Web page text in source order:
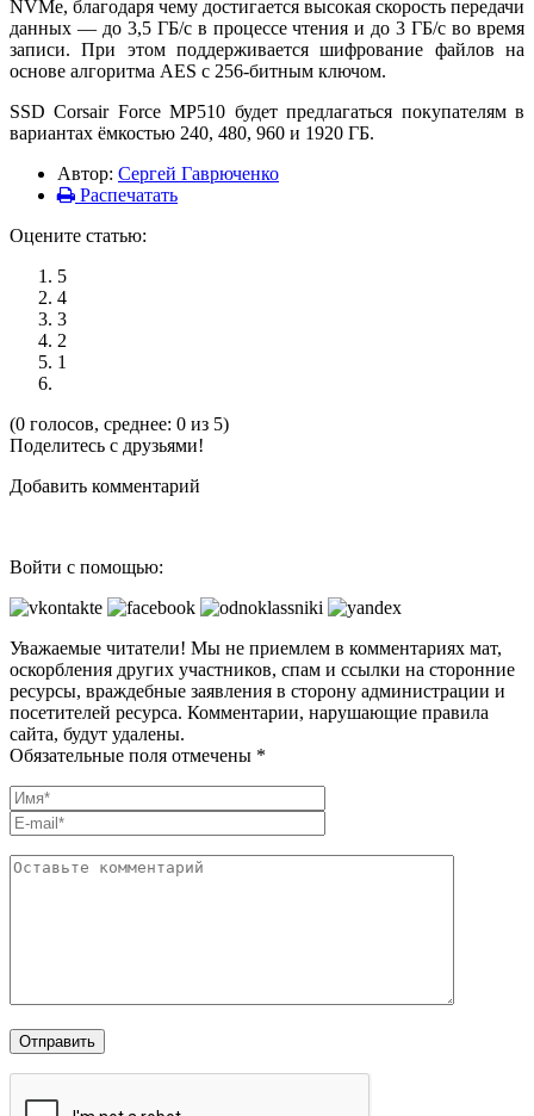
NVMe, благодаря чему достигается высокая скорость передачи
данных — до 3,5 ГБ/с в процессе чтения и до 3 ГБ/с во время
записи. При этом поддерживается шифрование файлов на
основе алгоритма AES с 256-битным ключом.
SSD Corsair Force MP510 будет предлагаться покупателям в
вариантах ёмкостью 240, 480, 960 и 1920 ГБ.
Автор: Сергей Гаврюченко
Распечатать
Оцените статью:
5
4
3
2
1
(0 голосов, среднее: 0 из 5)
Поделитесь с друзьями!
Добавить комментарий
Войти с помощью:
Уважаемые читатели! Мы не приемлем в комментариях мат,
оскорбления других участников, спам и ссылки на сторонние
ресурсы, враждебные заявления в сторону администрации и
посетителей ресурса. Комментарии, нарушающие правила
сайта, будут удалены.
Обязательные поля отмечены *